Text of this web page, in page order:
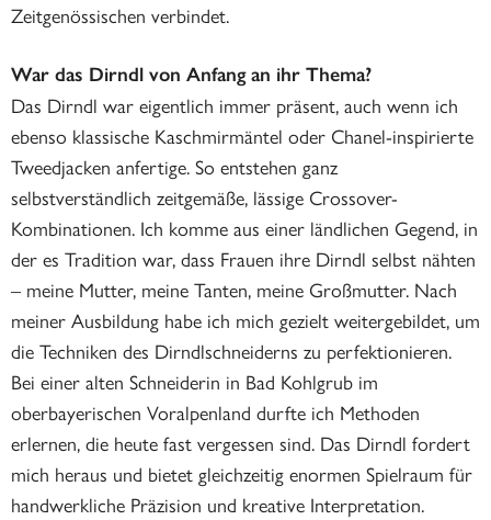
Zeitgenössischen verbindet.
War das Dirndl von Anfang an ihr Thema?
Das Dirndl war eigentlich immer präsent, auch wenn ich
ebenso klassische Kaschmirmäntel oder Chanel-inspirierte
Tweedjacken anfertige. So entstehen ganz
selbstverständlich zeitgemäße, lässige Crossover-
Kombinationen. Ich komme aus einer ländlichen Gegend, in
der es Tradition war, dass Frauen ihre Dirndl selbst nähten
– meine Mutter, meine Tanten, meine Großmutter. Nach
meiner Ausbildung habe ich mich gezielt weitergebildet, um
die Techniken des Dirndlschneiderns zu perfektionieren.
Bei einer alten Schneiderin in Bad Kohlgrub im
oberbayerischen Voralpenland durfte ich Methoden
erlernen, die heute fast vergessen sind. Das Dirndl fordert
mich heraus und bietet gleichzeitig enormen Spielraum für
handwerkliche Präzision und kreative Interpretation.